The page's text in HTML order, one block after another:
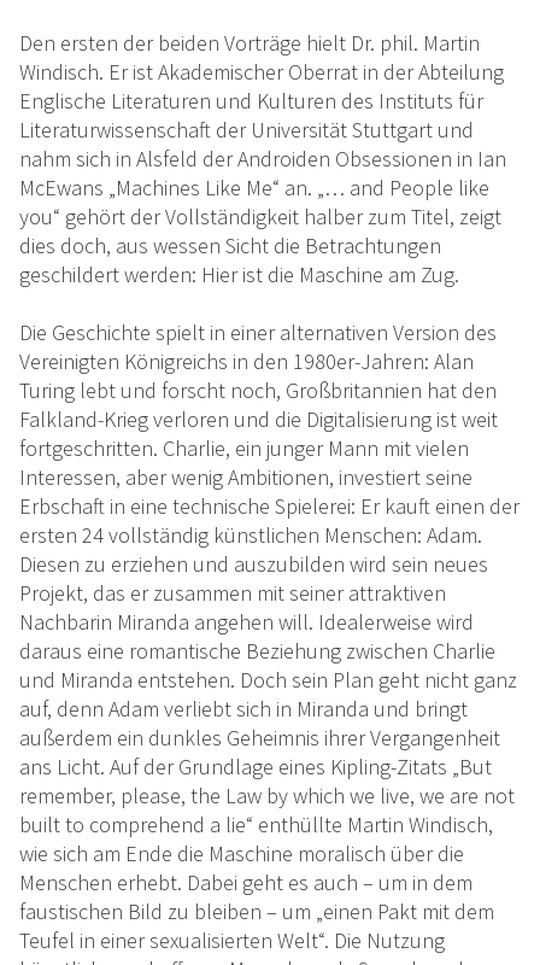
Den ersten der beiden Vorträge hielt Dr. phil. Martin
Windisch. Er ist Akademischer Oberrat in der Abteilung
Englische Literaturen und Kulturen des Instituts für
Literaturwissenschaft der Universität Stuttgart und
nahm sich in Alsfeld der Androiden Obsessionen in Ian
McEwans „Machines Like Me“ an. „… and People like
you“ gehört der Vollständigkeit halber zum Titel, zeigt
dies doch, aus wessen Sicht die Betrachtungen
geschildert werden: Hier ist die Maschine am Zug.
Die Geschichte spielt in einer alternativen Version des
Vereinigten Königreichs in den 1980er-Jahren: Alan
Turing lebt und forscht noch, Großbritannien hat den
Falkland-Krieg verloren und die Digitalisierung ist weit
fortgeschritten. Charlie, ein junger Mann mit vielen
Interessen, aber wenig Ambitionen, investiert seine
Erbschaft in eine technische Spielerei: Er kauft einen der
ersten 24 vollständig künstlichen Menschen: Adam.
Diesen zu erziehen und auszubilden wird sein neues
Projekt, das er zusammen mit seiner attraktiven
Nachbarin Miranda angehen will. Idealerweise wird
daraus eine romantische Beziehung zwischen Charlie
und Miranda entstehen. Doch sein Plan geht nicht ganz
auf, denn Adam verliebt sich in Miranda und bringt
außerdem ein dunkles Geheimnis ihrer Vergangenheit
ans Licht. Auf der Grundlage eines Kipling-Zitats „But
remember, please, the Law by which we live, we are not
built to comprehend a lie“ enthüllte Martin Windisch,
wie sich am Ende die Maschine moralisch über die
Menschen erhebt. Dabei geht es auch – um in dem
faustischen Bild zu bleiben – um „einen Pakt mit dem
Teufel in einer sexualisierten Welt“. Die Nutzung